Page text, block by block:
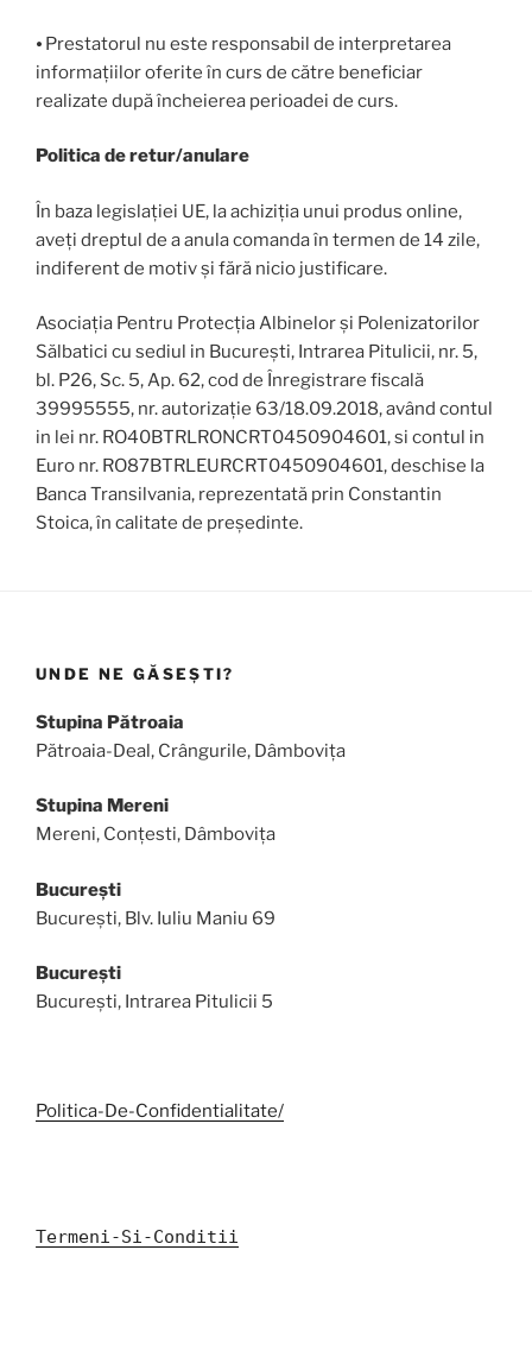
⦁ Prestatorul nu este responsabil de interpretarea
informațiilor oferite în curs de către beneficiar
realizate după încheierea perioadei de curs.
Politica de retur/anulare
În baza legislației UE, la achiziția unui produs online,
aveți dreptul de a anula comanda în termen de 14 zile,
indiferent de motiv și fără nicio justificare.
Asociația Pentru Protecția Albinelor și Polenizatorilor
Sălbatici cu sediul in București, Intrarea Pitulicii, nr. 5,
bl. P26, Sc. 5, Ap. 62, cod de Înregistrare fiscală
39995555, nr. autorizație 63/18.09.2018, având contul
in lei nr. RO40BTRLRONCRT0450904601, si contul in
Euro nr. RO87BTRLEURCRT0450904601, deschise la
Banca Transilvania, reprezentată prin Constantin
Stoica, în calitate de președinte.
UNDE NE GĂSEȘTI?
Stupina Pătroaia
Pătroaia-Deal, Crângurile, Dâmbovița
Stupina Mereni
Mereni, Conțesti, Dâmbovița
București
București, Blv. Iuliu Maniu 69
București
București, Intrarea Pitulicii 5
Politica-De-Confidentialitate/
Termeni-Si-Conditii